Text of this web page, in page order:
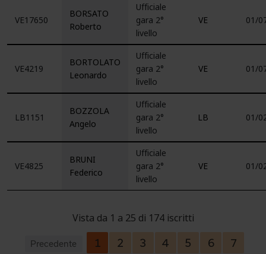
VE17650
BORSATO
Roberto
Ufficiale
gara 2°
livello
VE 01/
VE4219
BORTOLATO
Leonardo
Ufficiale
gara 2°
livello
VE 01/
LB1151
BOZZOLA
Angelo
Ufficiale
gara 2°
livello
LB 01/
VE4825
BRUNI
Federico
Ufficiale
gara 2°
livello
VE 01/
Vista da 1 a 25 di 174 iscritti
Precedente 1 2 3 4 5 6 7